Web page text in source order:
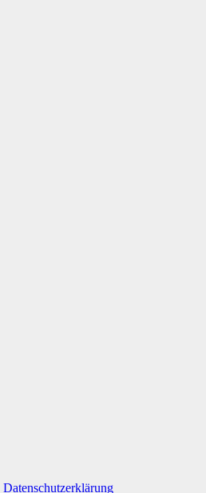
Datenschutzerklärung